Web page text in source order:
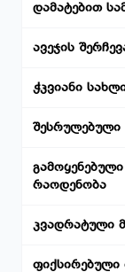
დამატებით
ავეჯის
ჭკვიანი
შესრულებული
რაოდენობა
კვადრატული
ფიქსირებული